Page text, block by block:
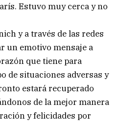
Estuvo muy cerca y no
y a través de las redes
un emotivo mensaje a
que tiene para
de situaciones adversas y
estará recuperado
de la mejor manera
y felicidades por